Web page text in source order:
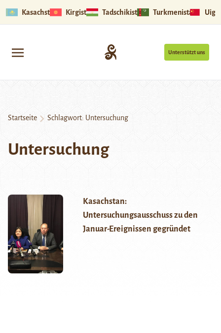
Kasachstan Kirgistan Tadschikistan Turkmenistan
Unterstützt uns
Startseite Schlagwort: Untersuchung
Untersuchung
Kasachstan:
Untersuchungsausschuss zu den
Januar-Ereignissen gegründet